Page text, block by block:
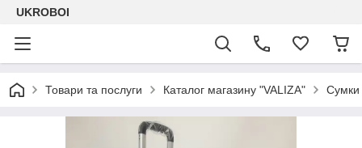
UKROBOI
Товари та послуги Каталог магазину "VALIZA" Сумки